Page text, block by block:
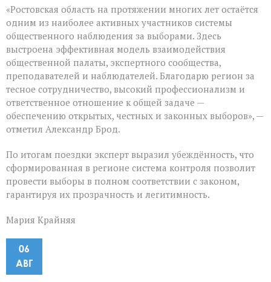
«Ростовская область на протяжении многих лет остаётся
одним из наиболее активных участников системы
общественного наблюдения за выборами. Здесь
выстроена эффективная модель взаимодействия
общественной палаты, экспертного сообщества,
преподавателей и наблюдателей. Благодарю регион за
тесное сотрудничество, высокий профессионализм и
ответственное отношение к общей задаче —
обеспечению открытых, честных и законных выборов», —
отметил Александр Брод.
По итогам поездки эксперт выразил убеждённость, что
сформированная в регионе система контроля позволит
провести выборы в полном соответствии с законом,
гарантируя их прозрачность и легитимность.
Мария Крайняя
06
АВГ